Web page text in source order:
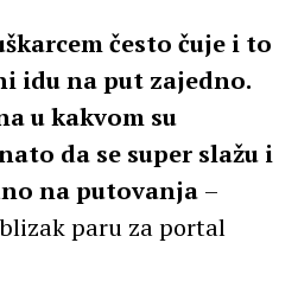
često čuje i to
idu na put zajedno.
u kakvom su
da se super slažu i
na putovanja –
paru za portal